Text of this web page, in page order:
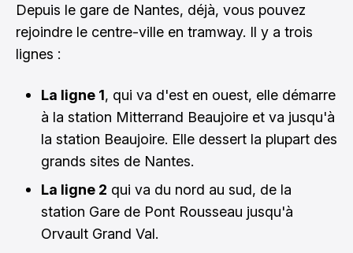
Depuis le gare de Nantes, déjà, vous pouvez
rejoindre le centre-ville en tramway. Il y a trois
lignes :
La ligne 1, qui va d'est en ouest, elle démarre
à la station Mitterrand Beaujoire et va jusqu'à
la station Beaujoire. Elle dessert la plupart des
grands sites de Nantes.
La ligne 2 qui va du nord au sud, de la
station Gare de Pont Rousseau jusqu'à
Orvault Grand Val.